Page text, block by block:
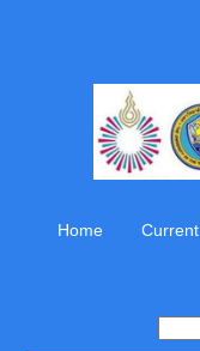
Home Current